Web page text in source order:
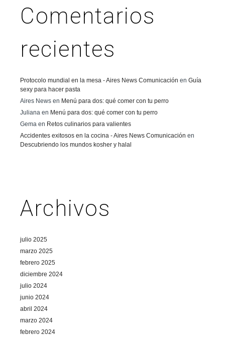
Comentarios
recientes
Protocolo mundial en la mesa - Aires News Comunicación en Guía
sexy para hacer pasta
Aires News en Menú para dos: qué comer con tu perro
Juliana en Menú para dos: qué comer con tu perro
Gema en Retos culinarios para valientes
Accidentes exitosos en la cocina - Aires News Comunicación en
Descubriendo los mundos kosher y halal
Archivos
julio 2025
marzo 2025
febrero 2025
diciembre 2024
julio 2024
junio 2024
abril 2024
marzo 2024
febrero 2024